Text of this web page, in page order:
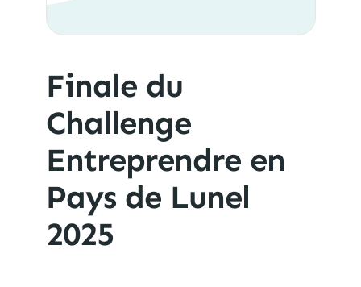
Finale du
Challenge
Entreprendre en
Pays de Lunel
2025